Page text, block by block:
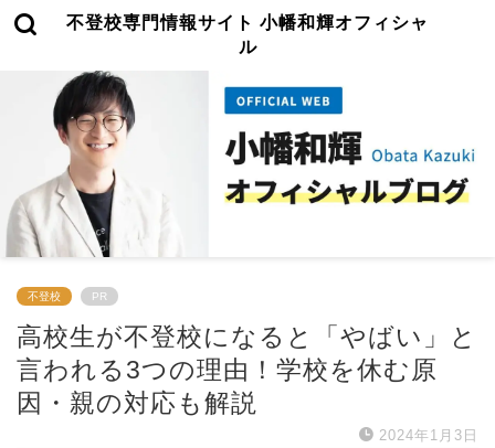
不登校専門情報サイト 小幡和輝オフィシャ
ル
不登校 PR
高校生が不登校になると「やばい」と
言われる3つの理由！学校を休む原
因・親の対応も解説
2024年1月3日